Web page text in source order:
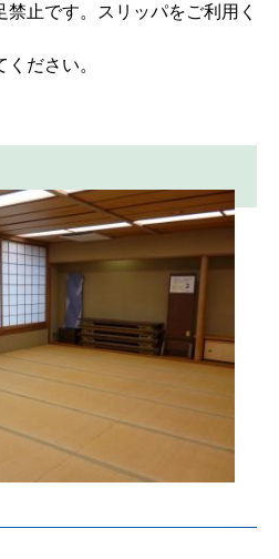
止です。スリッパをご利用く
ださい。